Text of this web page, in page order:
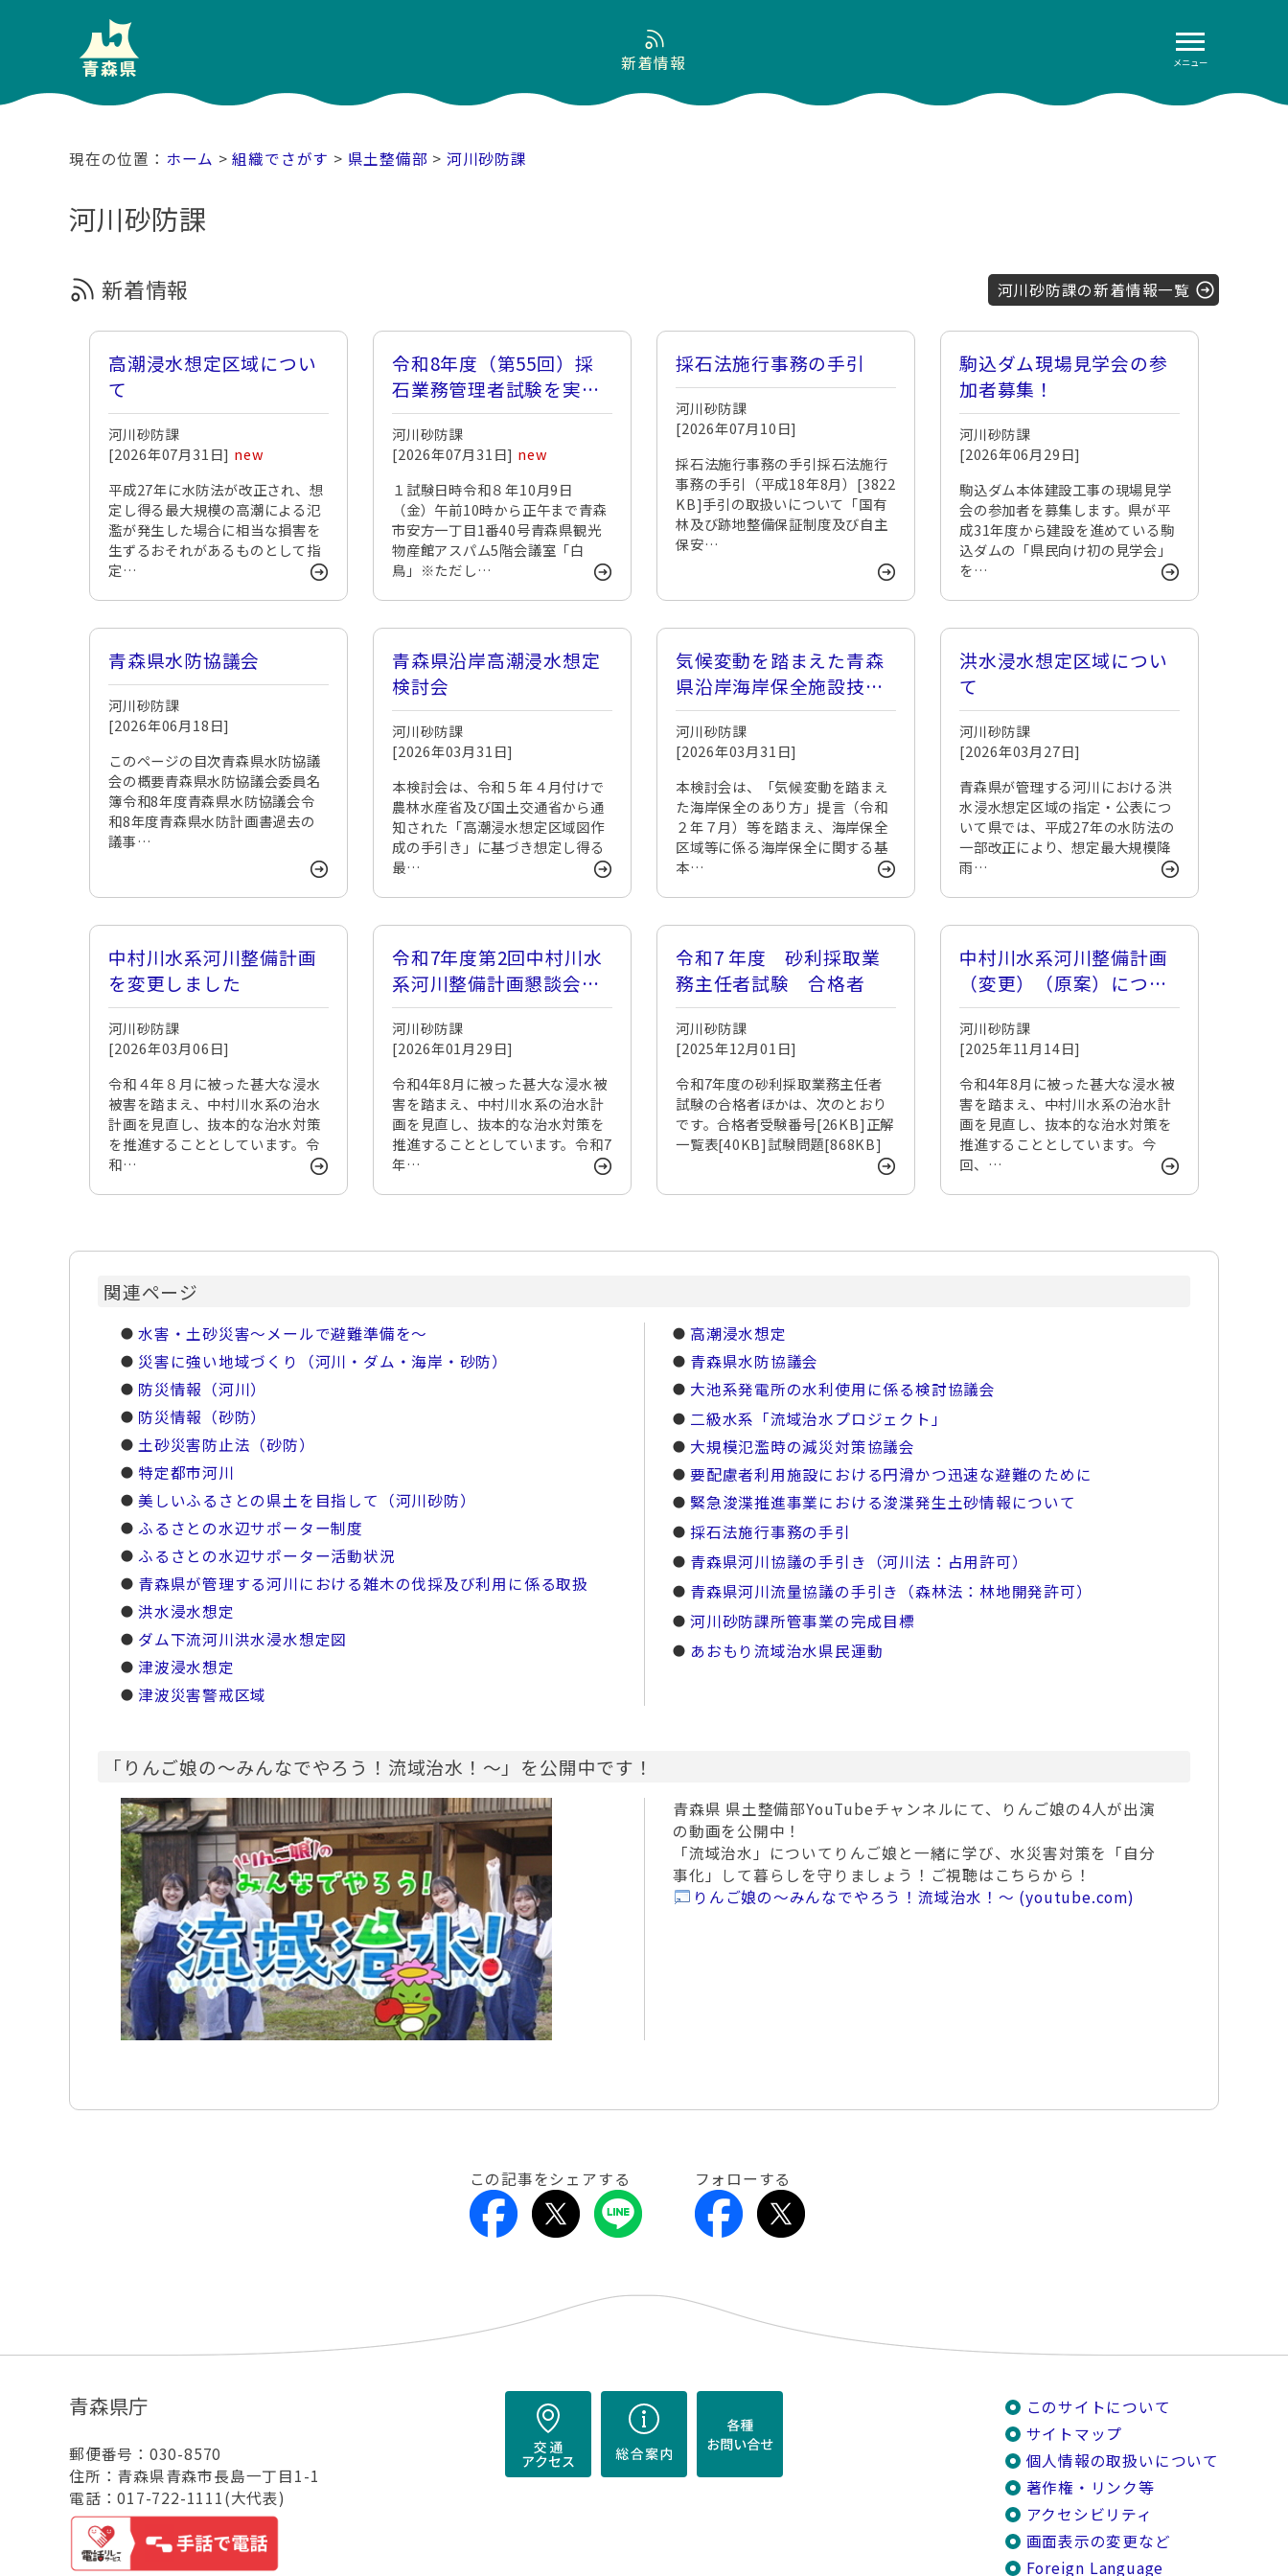
メニュー
新着情報
ホーム >組織でさがす > 県土整備部 > 河川砂防課
河川砂防課
新着情報 河川砂防課の新着情報一覧
高潮浸水想定区域につい
て
河川砂防課
[2026年07月31日] new
平成27年に水防法が改正され、想
定し得る最大規模の高潮による氾
濫が発生した場合に相当な損害を
生ずるおそれがあるものとして指
定…
令和8年度（第55回）採
石業務管理者試験を実施
します
河川砂防課
[2026年07月31日] new
１試験日時令和８年10月9日
（金）午前10時から正午まで青森
市安方一丁目1番40号青森県観光
物産館アスパム5階会議室「白
鳥」※ただし…
採石法施行事務の手引
河川砂防課
[2026年07月10日]
採石法施行事務の手引採石法施行
事務の手引（平成18年8月）[3822
KB]手引の取扱いについて「国有
林及び跡地整備保証制度及び自主
保安…
駒込ダム現場見学会の参
加者募集！
河川砂防課
[2026年06月29日]
駒込ダム本体建設工事の現場見学
会の参加者を募集します。県が平
成31年度から建設を進めている駒
込ダムの「県民向け初の見学会」
を…
青森県水防協議会
河川砂防課
[2026年06月18日]
このページの目次青森県水防協議
会の概要青森県水防協議会委員名
簿令和8年度青森県水防協議会令
和8年度青森県水防計画書過去の
議事…
青森県沿岸高潮浸水想定
検討会
河川砂防課
[2026年03月31日]
本検討会は、令和５年４月付けで
農林水産省及び国土交通省から通
知された「高潮浸水想定区域図作
成の手引き」に基づき想定し得る
最…
気候変動を踏まえた青森
県沿岸海岸保全施設技術
検討会
河川砂防課
[2026年03月31日]
本検討会は、「気候変動を踏まえ
た海岸保全のあり方」提言（令和
２年７月）等を踏まえ、海岸保全
区域等に係る海岸保全に関する基
本…
洪水浸水想定区域につい
て
河川砂防課
[2026年03月27日]
青森県が管理する河川における洪
水浸水想定区域の指定・公表につ
いて県では、平成27年の水防法の
一部改正により、想定最大規模降
雨…
中村川水系河川整備計画
を変更しました
河川砂防課
[2026年03月06日]
令和４年８月に被った甚大な浸水
被害を踏まえ、中村川水系の治水
計画を見直し、抜本的な治水対策
を推進することとしています。令
和…
令和7年度第2回中村川水
系河川整備計画懇談会を
開催しました
河川砂防課
[2026年01月29日]
令和4年8月に被った甚大な浸水被
害を踏まえ、中村川水系の治水計
画を見直し、抜本的な治水対策を
推進することとしています。令和7
年…
令和7 年度 砂利採取業
務主任者試験 合格者
河川砂防課
[2025年12月01日]
令和7年度の砂利採取業務主任者
試験の合格者ほかは、次のとおり
です。合格者受験番号[26KB]正解
一覧表[40KB]試験問題[868KB]
中村川水系河川整備計画
（変更）（原案）につい
ての意見募集結果
河川砂防課
[2025年11月14日]
令和4年8月に被った甚大な浸水被
害を踏まえ、中村川水系の治水計
画を見直し、抜本的な治水対策を
推進することとしています。今
回、…
関連ページ
水害・土砂災害～メールで避難準備を～
災害に強い地域づくり（河川・ダム・海岸・砂防）
防災情報（河川）
防災情報（砂防）
土砂災害防止法（砂防）
特定都市河川
美しいふるさとの県土を目指して（河川砂防）
ふるさとの水辺サポーター制度
ふるさとの水辺サポーター活動状況
青森県が管理する河川における雑木の伐採及び利用に係る取扱
洪水浸水想定
ダム下流河川洪水浸水想定図
津波浸水想定
津波災害警戒区域
高潮浸水想定
青森県水防協議会
大池系発電所の水利使用に係る検討協議会
二級水系「流域治水プロジェクト」
大規模氾濫時の減災対策協議会
要配慮者利用施設における円滑かつ迅速な避難のために
緊急浚渫推進事業における浚渫発生土砂情報について
採石法施行事務の手引
青森県河川協議の手引き（河川法：占用許可）
青森県河川流量協議の手引き（森林法：林地開発許可）
河川砂防課所管事業の完成目標
あおもり流域治水県民運動
「りんご娘の～みんなでやろう！流域治水！～」を公開中です！
青森県 県土整備部YouTubeチャンネルにて、りんご娘の4人が出演
の動画を公開中！
「流域治水」についてりんご娘と一緒に学び、水災害対策を「自分
事化」して暮らしを守りましょう！ご視聴はこちらから！
りんご娘の～みんなでやろう！流域治水！～ (youtube.com)
この記事をシェアする フォローする
青森県庁
郵便番号：030-8570
住所：青森県青森市長島一丁目1-1
電話：017-722-1111(大代表)
このサイトについて
サイトマップ
個人情報の取扱いについて
著作権・リンク等
アクセシビリティ
画面表示の変更など
Foreign Language